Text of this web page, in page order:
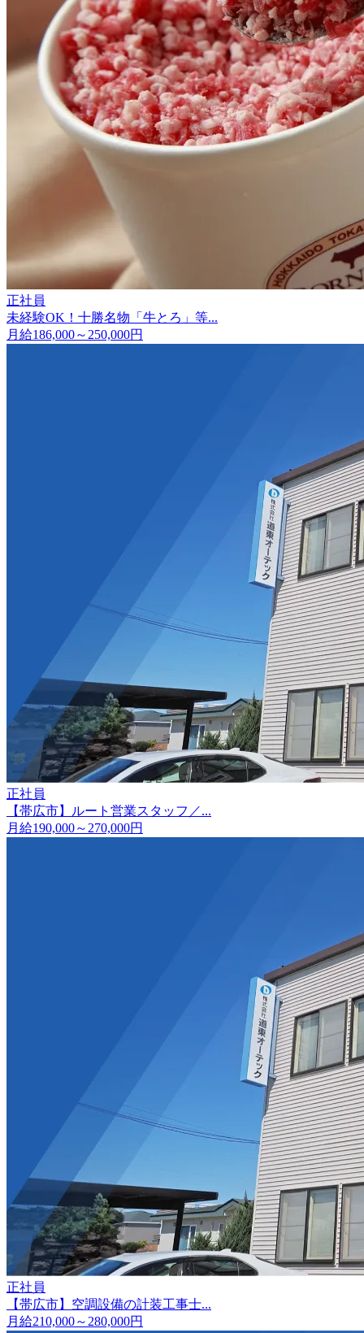
正社員
未経験OK！十勝名物「牛とろ」等...
月給186,000～250,000円
正社員
【帯広市】ルート営業スタッフ／...
月給190,000～270,000円
正社員
【帯広市】空調設備の計装工事士...
月給210,000～280,000円